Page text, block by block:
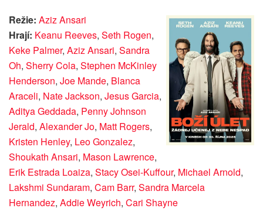
Režie: Aziz Ansari
Hrají: Keanu Reeves, Seth Rogen,
Keke Palmer, Aziz Ansari, Sandra
Oh, Sherry Cola, Stephen McKinley
Henderson, Joe Mande, Blanca
Araceli, Nate Jackson, Jesus Garcia,
Aditya Geddada, Penny Johnson
Jerald, Alexander Jo, Matt Rogers,
Kristen Henley, Leo Gonzalez,
Shoukath Ansari, Mason Lawrence,
Erik Estrada Loaiza, Stacy Osei-Kuffour, Michael Arnold,
Lakshmi Sundaram, Cam Barr, Sandra Marcela
Hernandez, Addie Weyrich, Cari Shayne